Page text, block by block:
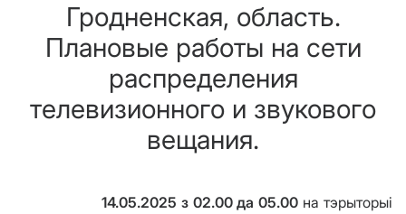
Гродненская, область.
Плановые работы на сети
распределения
телевизионного и звукового
вещания.
14.05.2025 з 02.00 да 05.00 на тэрыторыi